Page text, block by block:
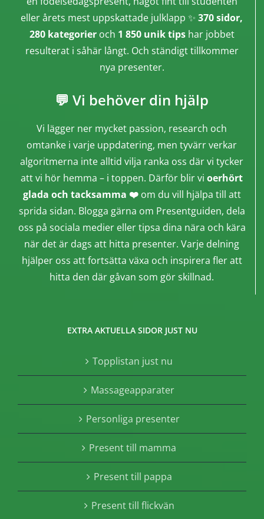
eller årets mest uppskattade julklapp ✨ 370 sidor,
280 kategorieroch 1 850 unik tipshar jobbet
resulterat i såhär långt. Och ständigt tillkommer
nya presenter.
💬 Vi behöver din hjälp
Vi lägger ner mycket passion, research och
omtanke i varje uppdatering, men tyvärr verkar
algoritmerna inte alltid vilja ranka oss där vi tycker
att vi hör hemma – i toppen. Därför blir vi oerhört
glada och tacksamma ❤️om du vill hjälpa till att
sprida sidan. Blogga gärna om Presentguiden, dela
oss på sociala medier eller tipsa dina nära och kära
när det är dags att hitta presenter. Varje delning
hjälper oss att fortsätta växa och inspirera fler att
hitta den där gåvan som gör skillnad.
EXTRA AKTUELLA SIDOR JUST NU
Topplistan just nu
Massageapparater
Personliga presenter
Present till mamma
Present till pappa
Present till flickvän